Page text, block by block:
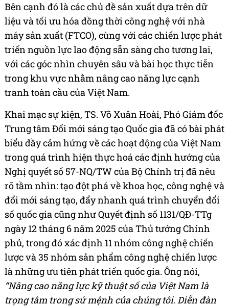
Bên cạnh đó là các chủ đề sản xuất dựa trên dữ
liệu và tối ưu hóa đồng thời công nghệ với nhà
máy sản xuất (FTCO), cùng với các chiến lược phát
triển nguồn lực lao động sẵn sàng cho tương lai,
với các góc nhìn chuyên sâu và bài học thực tiễn
trong khu vực nhằm nâng cao năng lực cạnh
tranh toàn cầu của Việt Nam.
Khai mạc sự kiện, TS. Võ Xuân Hoài, Phó Giám đốc
Trung tâm Đổi mới sáng tạo Quốc gia đã có bài phát
biểu đầy cảm hứng về các hoạt động của Việt Nam
trong quá trình hiện thực hoá các định hướng của
Nghị quyết số 57-NQ/TW của Bộ Chính trị đã nêu
rõ tầm nhìn: tạo đột phá về khoa học, công nghệ và
đổi mới sáng tạo, đẩy nhanh quá trình chuyển đổi
số quốc gia cũng như Quyết định số 1131/QĐ-TTg
ngày 12 tháng 6 năm 2025 của Thủ tướng Chính
phủ, trong đó xác định 11 nhóm công nghệ chiến
lược và 35 nhóm sản phẩm công nghệ chiến lược
là những ưu tiên phát triển quốc gia. Ông nói,
“Nâng cao năng lực kỹ thuật số của Việt Nam là
trọng tâm trong sứ mệnh của chúng tôi. Diễn đàn